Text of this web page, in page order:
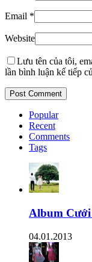
Email *
Website
Lưu tên của tôi,
lần bình luận kế tiếp
Popular
Recent
Comments
Tags
Album
04.01.2013